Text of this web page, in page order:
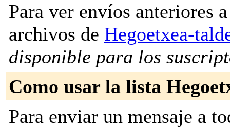
Para ver envíos anteriores
archivos de Hegoetxea-
disponible para los
Como usar la lista
Para enviar un mensaje a